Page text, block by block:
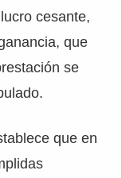
cesante,
que
se
que en